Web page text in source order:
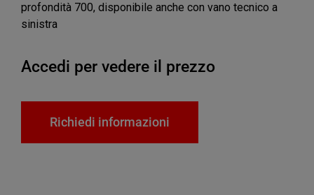
profondità 700, disponibile anche con vano tecnico a
sinistra
Accedi per vedere il prezzo
Richiedi informazioni